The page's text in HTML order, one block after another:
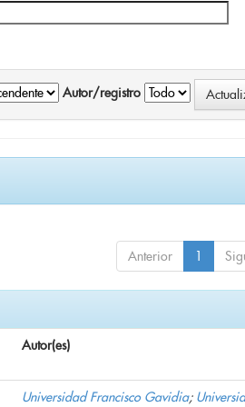
Autor/registro
Anterior 1
Autor(es)
Universidad Francisco Gavidia;